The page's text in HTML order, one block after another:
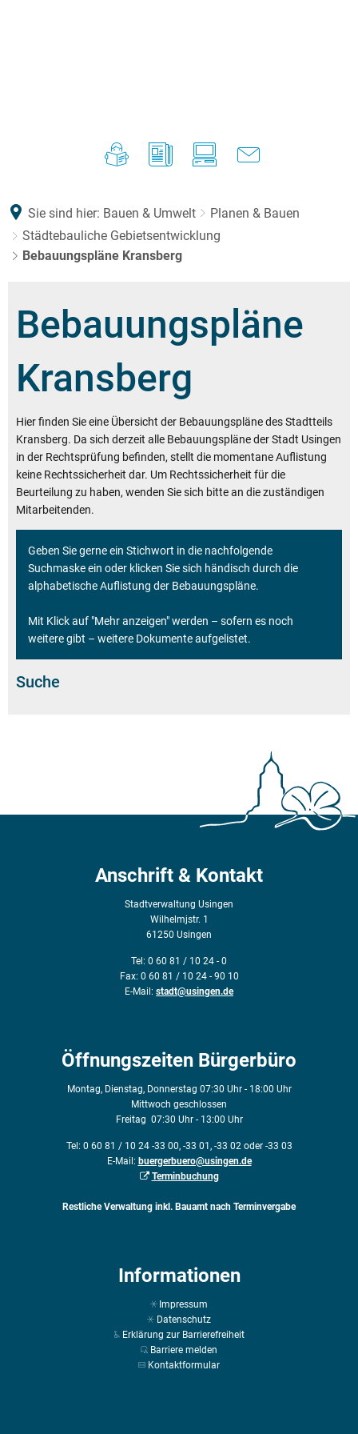
Sie sind hier: Bauen & Umwelt
Planen & Bauen
Städtebauliche Gebietsentwicklung
Bebauungspläne Kransberg
Bebauungspläne
Kransberg
Hier finden Sie eine Übersicht der Bebauungspläne des Stadtteils
Kransberg. Da sich derzeit alle Bebauungspläne der Stadt Usingen
in der Rechtsprüfung befinden, stellt die momentane Auflistung
keine Rechtssicherheit dar. Um Rechtssicherheit für die
Beurteilung zu haben, wenden Sie sich bitte an die zuständigen
Mitarbeitenden.
Geben Sie gerne ein Stichwort in die nachfolgende
Suchmaske ein oder klicken Sie sich händisch durch die
alphabetische Auflistung der Bebauungspläne.
Mit Klick auf "Mehr anzeigen" werden – sofern es noch
weitere gibt – weitere Dokumente aufgelistet.
Suche
Anschrift & Kontakt
Stadtverwaltung Usingen
Wilhelmjstr. 1
61250 Usingen
Tel: 0 60 81 / 10 24 - 0
Fax: 0 60 81 / 10 24 - 90 10
E-Mail: stadt@usingen.de
Öffnungszeiten Bürgerbüro
Montag, Dienstag, Donnerstag 07:30 Uhr - 18:00 Uhr
Mittwoch geschlossen
Freitag 07:30 Uhr - 13:00 Uhr
Tel: 0 60 81 / 10 24 -33 00, -33 01, -33 02 oder -33 03
E-Mail: buergerbuero@usingen.de
Terminbuchung
Restliche Verwaltung inkl. Bauamt nach Terminvergabe
Informationen
Impressum
Datenschutz
Erklärung zur Barrierefreiheit
Barriere melden
Kontaktformular